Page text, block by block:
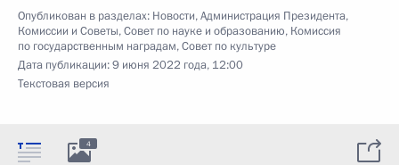
Опубликован в разделах: Новости,Администрация Президента,
Комиссии и Советы,Совет по науке и образованию, Комиссия
по государственным наградам,Совет по культуре
Дата публикации:9 июня 2022 года, 12:00
Текстовая версия
4